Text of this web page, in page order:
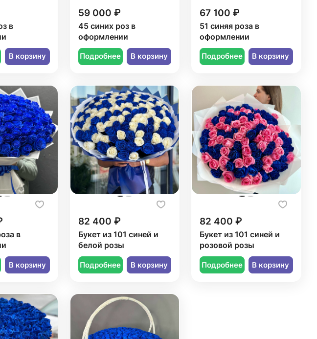
в
В корзину
59 000 ₽
45 синих роз в
оформлении
Подробнее В корзину
67 100 ₽
51 синяя роза в
оформлении
Подробнее В корзину
в
В корзину
82 400 ₽
Букет из 101 синей и
белой розы
Подробнее В корзину
82 400 ₽
Букет из 101 синей и
розовой розы
Подробнее В корзину